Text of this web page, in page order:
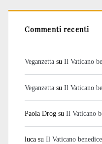
Commenti recenti
Veganzettasu Il Vaticano
Veganzettasu Il Vaticano
Paola Drogsu Il Vaticano
lucasu Il Vaticano